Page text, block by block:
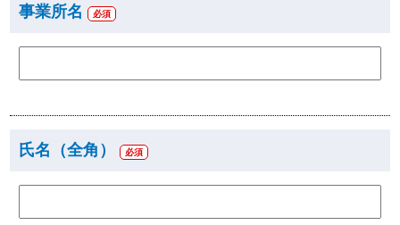
事業所名 必須
氏名（全角） 必須